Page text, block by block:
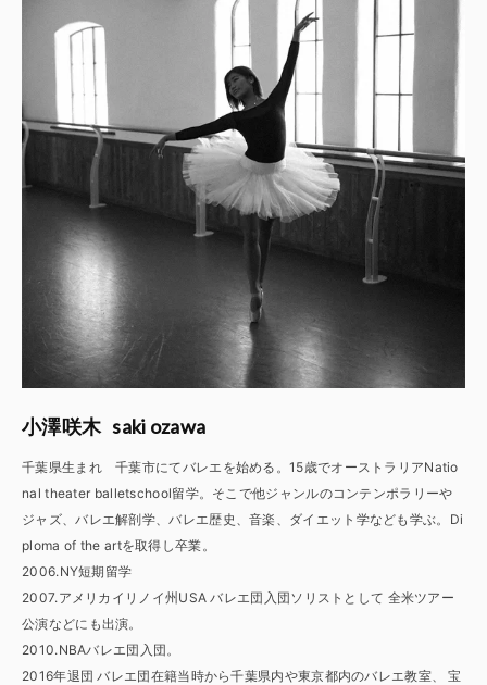
小澤咲木 saki ozawa
千葉県生まれ 千葉市にてバレエを始める。15歳でオーストラリアNatio
nal theater balletschool留学。そこで他ジャンルのコンテンポラリーや
ジャズ、バレエ解剖学、バレエ歴史、音楽、ダイエット学なども学ぶ。Di
ploma of the artを取得し卒業。
2006.NY短期留学
2007.アメリカイリノイ州USA バレエ団入団ソリストとして 全米ツアー
公演などにも出演。
2010.NBAバレエ団入団。
2016年退団 バレエ団在籍当時から千葉県内や東京都内のバレエ教室、 宝